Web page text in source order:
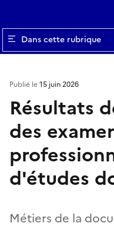
Dans cette rubrique
Résultats
des
d'études
Métiers de la
Publié le15 juin 2026